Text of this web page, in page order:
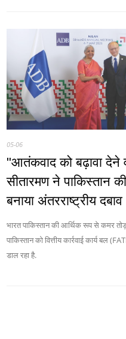
05-06
"आतंकवाद को बढ़ावा देने
सीतारमण ने पाकिस्तान
बनाया अंतरराष्ट्रीय दबाव
भारत पाकिस्तान की आर्थिक रूप से कमर
पाकिस्तान को वित्तीय कार्रवाई कार्य बल
डाल रहा है.